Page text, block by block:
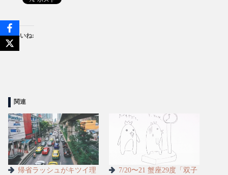
いいね:
関連
帰省ラッシュがキツイ理
7/20〜21 蟹座29度「双子